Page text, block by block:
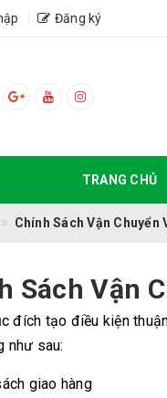
Đăng ký
TRANG CHỦ
Chính Sách Vận Chuyển
Sách Vận
đích tạo điều kiện
như sau:
giao hàng